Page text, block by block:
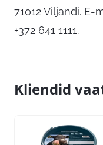
71012 Viljandi. E-
+372 641 1111.
Kliendid